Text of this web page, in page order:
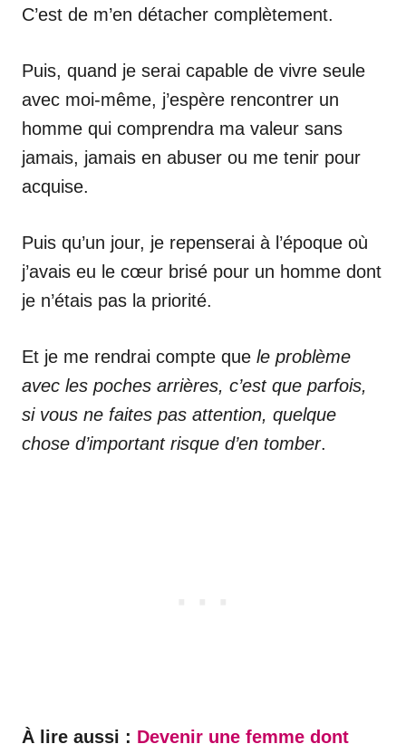
C’est de m’en détacher complètement.
Puis, quand je serai capable de vivre seule
avec moi-même, j’espère rencontrer un
homme qui comprendra ma valeur sans
jamais, jamais en abuser ou me tenir pour
acquise.
Puis qu’un jour, je repenserai à l’époque où
j’avais eu le cœur brisé pour un homme dont
je n’étais pas la priorité.
Et je me rendrai compte que le problème
avec les poches arrières, c’est que parfois,
si vous ne faites pas attention, quelque
chose d’important risque d’en tomber.
À lire aussi : Devenir une femme dont